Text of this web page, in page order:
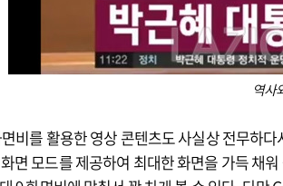
역사
비를 활용한 영상 콘텐츠도 사실상 전무하
면 모드를 제공하여 최대한 화면을 가득 채